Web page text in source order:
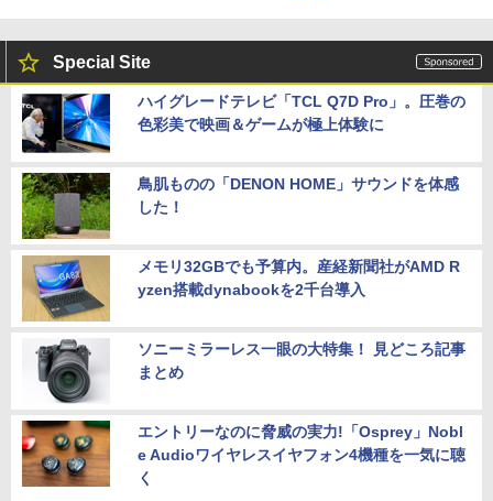
Special Site
ハイグレードテレビ「TCL Q7D Pro」。圧巻の
色彩美で映画＆ゲームが極上体験に
鳥肌ものの「DENON HOME」サウンドを体感
した！
メモリ32GBでも予算内。産経新聞社がAMD R
yzen搭載dynabookを2千台導入
ソニーミラーレス一眼の大特集！ 見どころ記事
まとめ
エントリーなのに脅威の実力!「Osprey」Nobl
e Audioワイヤレスイヤフォン4機種を一気に聴
く